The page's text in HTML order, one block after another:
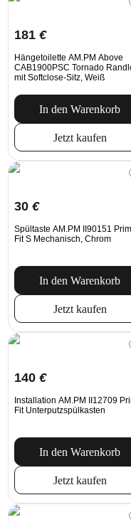
181 €
Hängetoilette AM.PM Above
CAB1900PSC Tornado
mit Softclose-Sitz, Weiß
In den Warenkorb
Jetzt kaufen
30 €
Spültaste AM.PM II90151
Fit S Mechanisch, Chrom
In den Warenkorb
Jetzt kaufen
140 €
Installation AM.PM II12709
Fit Unterputzspülkasten
In den Warenkorb
Jetzt kaufen